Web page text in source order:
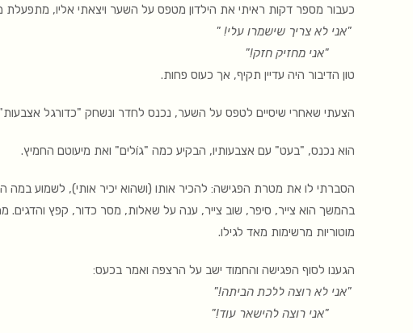
כעבור מספר דקות ראיתי את הילדון מטפס על השער ויצאתי אליו, מתפעלת
"אני לא צריך שישמרו עלי! "
"אני מחזיק חזק!"
טון הדיבור היה עדיין תקיף, אך כעוס פחות.
הצעתי שאחרי שיסיים לטפס על השער, נכנס לחדר ונשחק "כדורגל
הוא נכנס, "בעט" עם אצבעותיו, הבקיע כמה "גוֹלים" ואת מיעוטם החמיץ.
הסברתי לו את מטרת הפגישה: להכיר אותו (ושהוא יכיר אותי), לשמוע
בהמשך הוא צייר, סיפר, שוב צייר, ענה על שאלות, מסר כדור, קפץ והדגים.
מוטוריות מרשימות מאד לגילו.
הגענו לסוף הפגישה והחמוד ישב על הרצפה ואמר בכעס:
"אני לא רוצה ללכת הביתה!"
"אני רוצה להישאר עוד!"